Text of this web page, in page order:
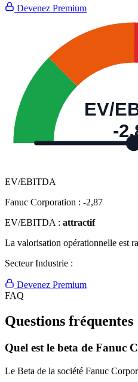
Devenez Premium
EV/
-
EV/EBITDA
Fanuc Corporation : -2,87
EV/EBITDA : attractif
La valorisation opérationnelle est
Secteur Industrie :
Devenez Premium
FAQ
Questions fréquentes
Quel est le beta de Fanuc
Le Beta de la société Fanuc